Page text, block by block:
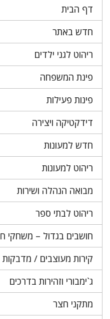
דף הבית
חדש באתר
ריהוט לגני ילדים
פינת המשפחה
פינות פעילות
דידקטיקה ויצירה
חדש למעונות
ריהוט למעונות
מבואה הנהלה ושירות
ריהוט לבתי ספר
חושבים בגדול – משחקי
קירות מעוצבים / מדבקות
ג`ימבורי וזהירות בדרכים
מתקני חצר